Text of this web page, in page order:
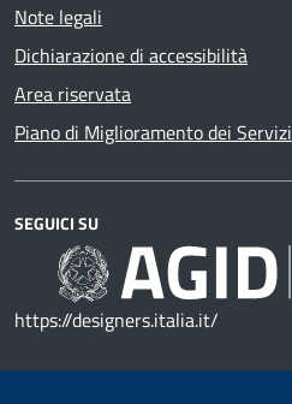
Note legali
Dichiarazione di accessibilità
Area riservata
Piano di Miglioramento dei Servizi
SEGUICI SU
https://designers.italia.it/